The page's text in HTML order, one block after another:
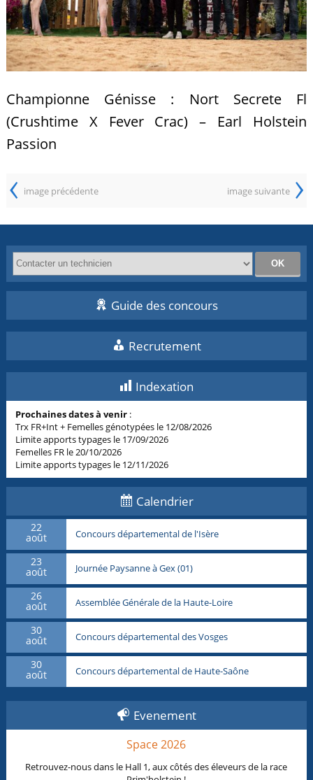
Championne Génisse : Nort Secrete Fl
(Crushtime X Fever Crac) – Earl Holstein
Passion
‹ image précédente image suivante ›
Guide des concours
Recrutement
Indexation
Prochaines dates à venir :
Trx FR+Int + Femelles génotypées le 12/08/2026
Limite apports typages le 17/09/2026
Femelles FR le 20/10/2026
Limite apports typages le 12/11/2026
Calendrier
22
août Concours départemental de l'Isère
23
août Journée Paysanne à Gex (01)
26
août Assemblée Générale de la Haute-Loire
30
août Concours départemental des Vosges
30
août Concours départemental de Haute-Saône
Evenement
Space 2026
Retrouvez-nous dans le Hall 1, aux côtés des éleveurs de la race